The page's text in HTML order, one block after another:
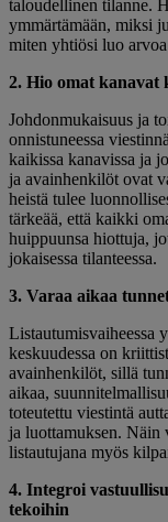
taloudellinen tilanne.
ymmärtämään, miksi
miten yhtiösi luo
2. Hio omat kanavat
Johdonmukaisuus ja
onnistuneessa
kaikissa kanavissa ja
ja avainhenkilöt ovat
heistä tulee
tärkeää, että kaikki
huippuunsa hiottuja,
jokaisessa tilanteessa.
3. Varaa aikaa
Listautumisvaiheessa
keskuudessa on
avainhenkilöt, sillä
aikaa,
toteutettu viestintä
ja luottamuksen. Näin
listautujana myös
4. Integroi
tekoihin